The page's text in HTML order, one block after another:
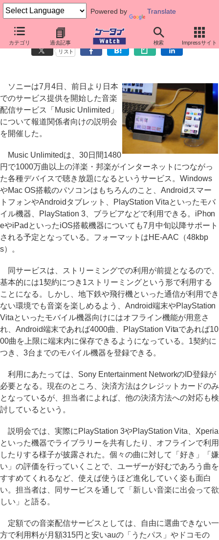
Powered by Translate
カテゴリ 過去記事 検索 Impressサイト
ソニー、「Music Unlimited」を報道関係者向けに披露
リスト
ソニーは7月4日、前日より日本
でのサービス提供を開始した音楽
配信サービス「Music Unlimited」
について報道関係者向けの説明会
を開催した。
Music Unlimitedは、30日間1480
円で1000万曲以上の洋楽・邦楽がインターネットにつながっ
た各種デバイスで聴き放題になるというサービス。Windows
やMac OS搭載のパソコンはもちろんのこと、Androidスマー
トフォンやAndroidタブレット、PlayStation Vitaといったモバ
イル機器、PlayStation 3、ブラビアなどで利用できる。iPhon
eやiPadといったiOS搭載機器についても7月中旬以降サポート
される予定となっている。フォーマットはHE-AAC（48kbp
s）。
同サービスは、ストリーミングでの利用が前提となるので、
基本的には1契約につき1ストリーミングという形で利用する
ことになる。しかし、地下鉄や飛行機といった通信が利用でき
ない環境でも音楽を楽しめるよう、Android端末やPlayStation
Vitaといったモバイル機器向けにはオフライン機能が用意さ
れ、Android端末であれば4000曲、PlayStation Vitaであれば10
00曲を上限に端末内に保存できるようになっている。1契約に
つき、3台までのモバイル機器を登録できる。
利用にあたっては、Sony Entertainment NetworkのID登録が
必要となる。現在のところ、決済方法はクレジットカードのみ
となっているが、担当者によれば、他の決済方法への対応も検
討しているという。
説明会では、実際にPlayStation 3やPlayStation Vita、Xperia
といった機器でライブラリーを共有したり、オフラインで利用
したりする様子が披露された。個々の曲に対して「好き」「嫌
い」の評価を行っていくことで、ユーザーが好むであろう曲を
すすめてくれるなど、使えば使うほど進化していく姿も面白
い。担当者は、同サービスを通して「新しい音楽に出会って欲
しい」と語る。
定額での音楽配信サービスとしては、自由に選曲できない一
方で利用料が月額315円と安いauの「うたパス」やドコモの